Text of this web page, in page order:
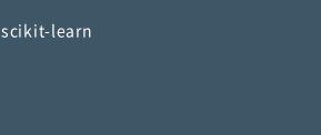
scikit-learn